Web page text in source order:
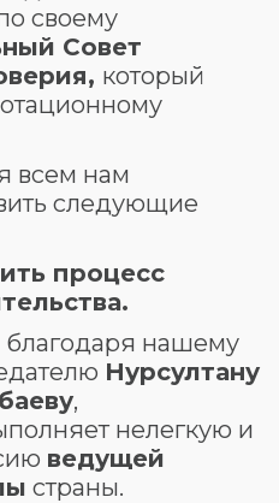
своему
Совет
, который
всем нам
следующие
процесс
благодаря нашему
Нурсултану
,
нелегкую и
ведущей
страны.